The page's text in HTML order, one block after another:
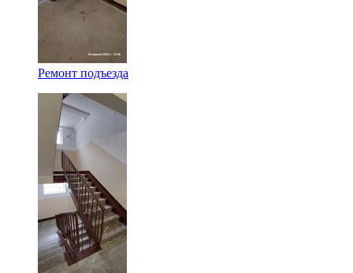
Ремонт подъезда